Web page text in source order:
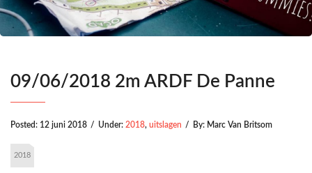
09/06/2018 2m ARDF De Panne
Posted: 12 juni 2018 / Under: 2018, uitslagen / By: Marc Van Britsom
2018